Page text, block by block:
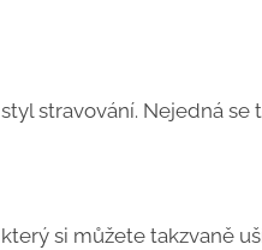
stravování. Nejedná
si můžete takzvaně